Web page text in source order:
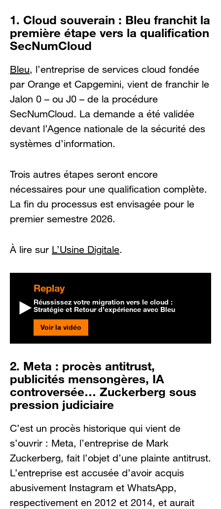
1. Cloud souverain : Bleu franchit la
première étape vers la qualification
SecNumCloud
Bleu, l’entreprise de services cloud fondée
par Orange et Capgemini, vient de franchir le
Jalon 0 – ou J0 – de la procédure
SecNumCloud. La demande a été validée
devant l’Agence nationale de la sécurité des
systèmes d’information.
Trois autres étapes seront encore
nécessaires pour une qualification complète.
La fin du processus est envisagée pour le
premier semestre 2026.
À lire sur L’Usine Digitale.
Replay
Réussissez votre migration vers le cloud :
Stratégie et Retour d’expérience avec Bleu
Voir la vidéo
2. Meta : procès antitrust,
publicités mensongères, IA
controversée… Zuckerberg sous
pression judiciaire
C’est un procès historique qui vient de
s’ouvrir : Meta, l’entreprise de Mark
Zuckerberg, fait l’objet d’une plainte antitrust.
L’entreprise est accusée d’avoir acquis
abusivement Instagram et WhatsApp,
respectivement en 2012 et 2014, et aurait